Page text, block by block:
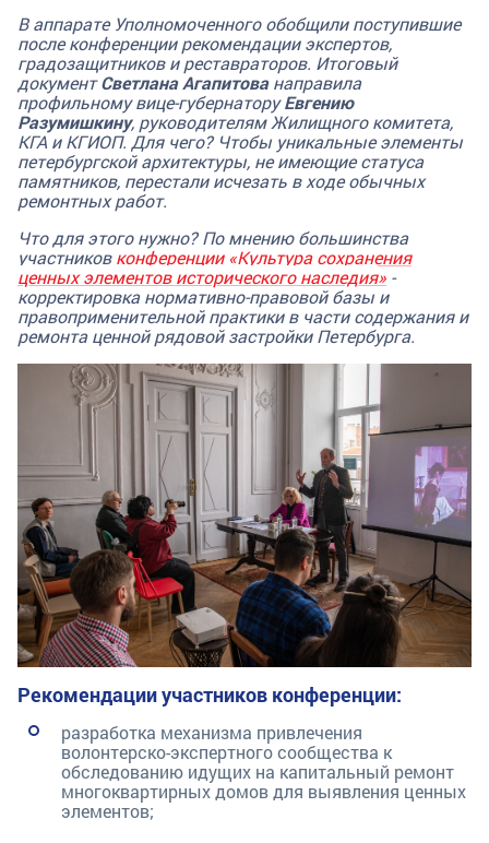
В аппарате Уполномоченного обобщили поступившие
после конференции рекомендации экспертов,
градозащитников и реставраторов. Итоговый
документСветлана Агапитованаправила
профильному вице-губернаторуЕвгению
Разумишкину, руководителям Жилищного комитета,
КГА и КГИОП. Для чего? Чтобы уникальные элементы
петербургской архитектуры, не имеющие статуса
памятников, перестали исчезать в ходе обычных
ремонтных работ.
Что для этого нужно? По мнению большинства
участниковконференции «Культура сохранения
ценных элементов исторического наследия» -
корректировка нормативно-правовой базы и
правоприменительной практики в части содержания и
ремонта ценной рядовой застройки Петербурга.
Рекомендации участников конференции:
разработка механизма привлечения
волонтерско-экспертного сообщества к
обследованию идущих на капитальный ремонт
многоквартирных домов для выявления ценных
элементов;